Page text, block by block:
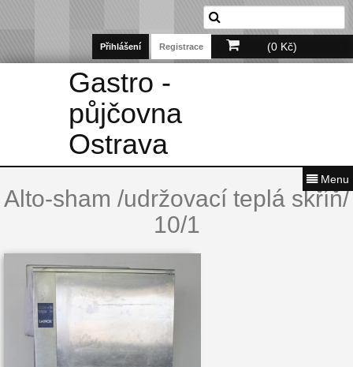
Menu
Gastro -
půjčovna
Ostrava
Přihlášení Registrace (0 Kč)
Alto-sham /udržovací teplá skříň/
10/1